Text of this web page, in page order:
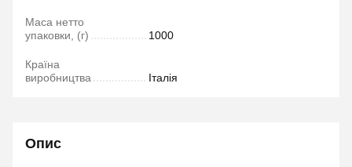
Маса нетто
упаковки, (г)
1000
Країна
виробництва
Італія
Опис